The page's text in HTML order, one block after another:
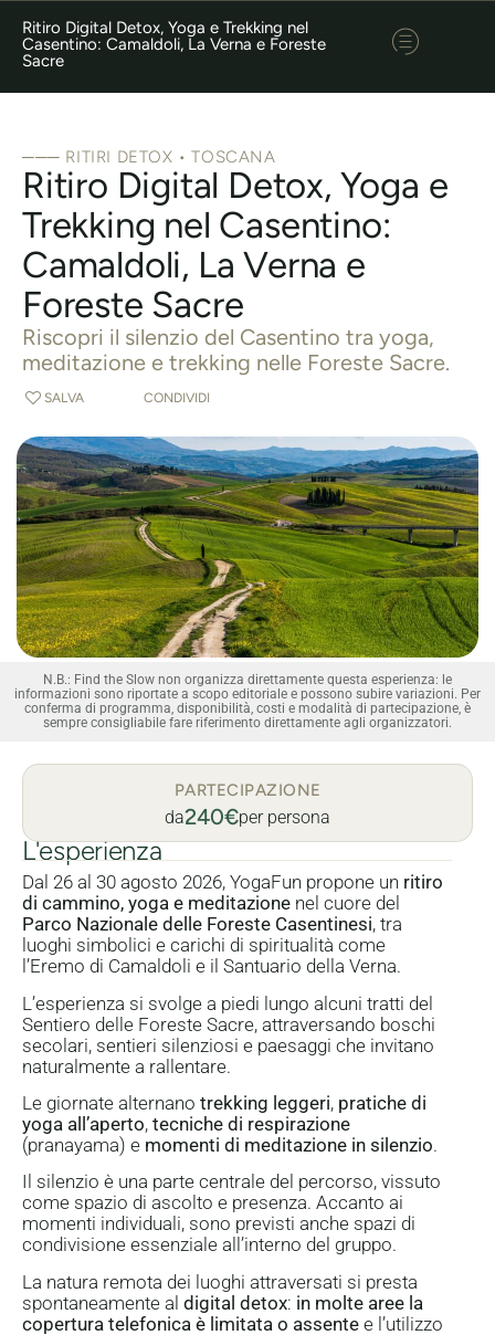
Ritiro Digital Detox, Yoga e Trekking nel
Casentino: Camaldoli, La Verna e Foreste
Sacre
─── RITIRI DETOX • TOSCANA
Ritiro Digital Detox, Yoga e
Trekking nel Casentino:
Camaldoli, La Verna e
Foreste Sacre
Riscopri il silenzio del Casentino tra yoga,
meditazione e trekking nelle Foreste Sacre.
SALVA CONDIVIDI
N.B.: Find the Slow non organizza direttamente questa esperienza: le
informazioni sono riportate a scopo editoriale e possono subire variazioni. Per
conferma di programma, disponibilità, costi e modalità di partecipazione, è
sempre consigliabile fare riferimento direttamente agli organizzatori.
L'esperienza
Dal 26 al 30 agosto 2026, YogaFun propone un ritiro
di cammino, yoga e meditazione nel cuore del
Parco Nazionale delle Foreste Casentinesi, tra
luoghi simbolici e carichi di spiritualità come
l’Eremo di Camaldoli e il Santuario della Verna.
L’esperienza si svolge a piedi lungo alcuni tratti del
Sentiero delle Foreste Sacre, attraversando boschi
secolari, sentieri silenziosi e paesaggi che invitano
naturalmente a rallentare.
Le giornate alternano trekking leggeri, pratiche di
yoga all’aperto, tecniche di respirazione
(pranayama) e momenti di meditazione in silenzio.
Il silenzio è una parte centrale del percorso, vissuto
come spazio di ascolto e presenza. Accanto ai
momenti individuali, sono previsti anche spazi di
condivisione essenziale all’interno del gruppo.
La natura remota dei luoghi attraversati si presta
spontaneamente al digital detox: in molte aree la
copertura telefonica è limitata o assente e l’utilizzo
PARTECIPAZIONE
da240€per persona